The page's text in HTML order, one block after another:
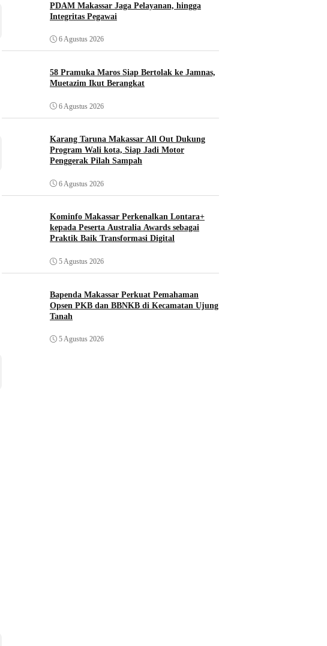
PDAM Makassar Jaga Pelayanan, hingga
Integritas Pegawai
6 Agustus 2026
58 Pramuka Maros Siap Bertolak ke Jamnas,
Muetazim Ikut Berangkat
6 Agustus 2026
Karang Taruna Makassar All Out Dukung
Program Wali kota, Siap Jadi Motor
Penggerak Pilah Sampah
6 Agustus 2026
Kominfo Makassar Perkenalkan Lontara+
kepada Peserta Australia Awards sebagai
Praktik Baik Transformasi Digital
5 Agustus 2026
Bapenda Makassar Perkuat Pemahaman
Opsen PKB dan BBNKB di Kecamatan Ujung
Tanah‎
5 Agustus 2026